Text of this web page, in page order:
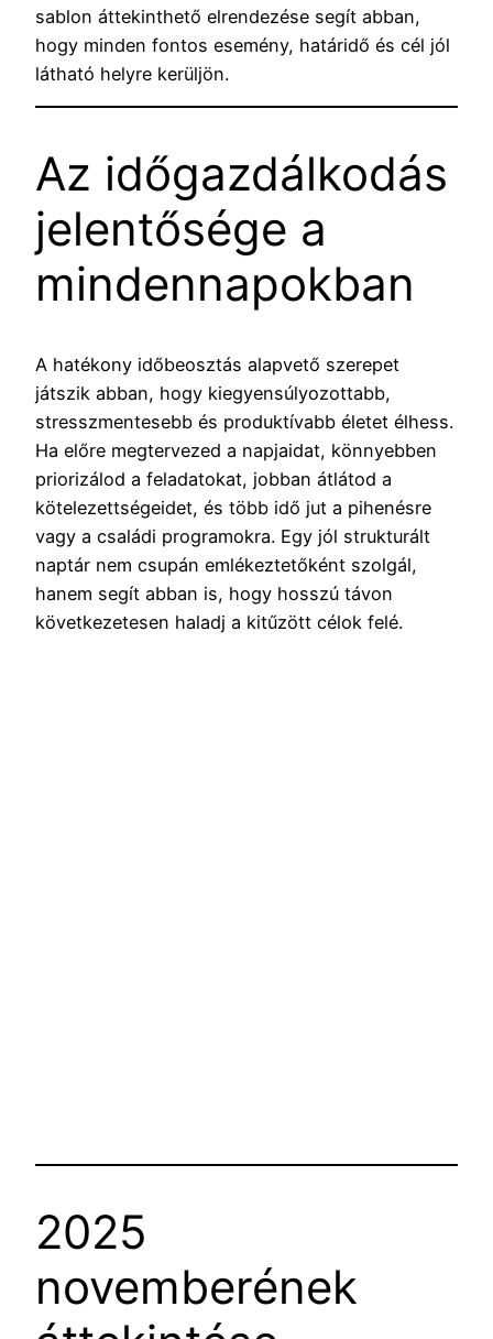
sablon áttekinthető elrendezése segít abban,
hogy minden fontos esemény, határidő és cél jól
látható helyre kerüljön.
Az időgazdálkodás
jelentősége a
mindennapokban
A hatékony időbeosztás alapvető szerepet
játszik abban, hogy kiegyensúlyozottabb,
stresszmentesebb és produktívabb életet élhess.
Ha előre megtervezed a napjaidat, könnyebben
priorizálod a feladatokat, jobban átlátod a
kötelezettségeidet, és több idő jut a pihenésre
vagy a családi programokra. Egy jól strukturált
naptár nem csupán emlékeztetőként szolgál,
hanem segít abban is, hogy hosszú távon
következetesen haladj a kitűzött célok felé.
2025
novemberének